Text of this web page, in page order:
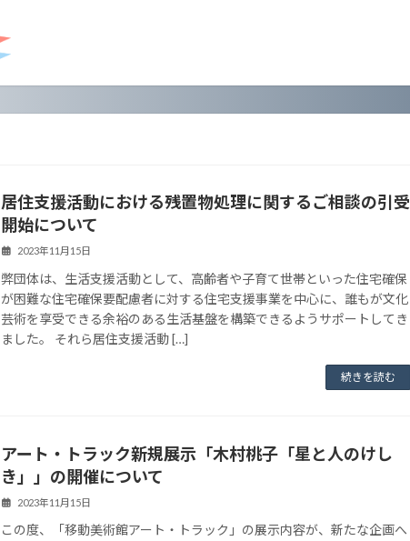
居住支援活動における残置物処理に関するご相談の引受
開始について
2023年11月15日
弊団体は、生活支援活動として、高齢者や子育て世帯といった住宅確保
が困難な住宅確保要配慮者に対する住宅支援事業を中心に、誰もが文化
芸術を享受できる余裕のある生活基盤を構築できるようサポートしてき
ました。 それら居住支援活動 […]
続きを読む
アート・トラック新規展示「木村桃子「星と人のけし
き」」の開催について
2023年11月15日
この度、「移動美術館アート・トラック」の展示内容が、新たな企画へ